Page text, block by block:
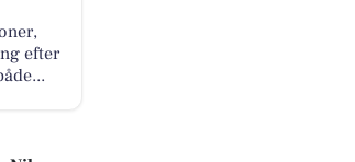
efter